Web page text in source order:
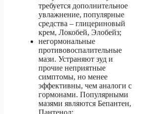
требуется дополнительное
увлажнение, популярные
средства – глицериновый
крем, Локобей, Элобейз;
негормональные
противовоспалительные
мази. Устраняют зуд и
прочие неприятные
симптомы, но менее
эффективны, чем аналоги с
гормонами. Популярными
мазями являются Бепантен,
Пантенол;